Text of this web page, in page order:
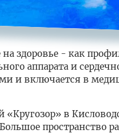
здоровье - как
аппарата и
и включается в
в
пространство